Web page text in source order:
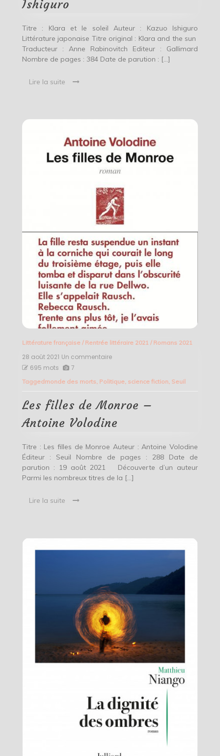
Ishiguro
Titre : Klara et le soleil Auteur : Kazuo Ishiguro
Littérature japonaise Titre original : Klara and the sun
Traducteur : Anne Rabinovitch Editeur : Gallimard
Nombre de pages : 384 Date de parution : […]
Lire la suite
Littérature française/ Rentrée littéraire 2021 / Romans 2021
28 août 2021 Un commentairesur
de
Antoine
695 mots 7
Taggedmonde des morts Politique, science fiction, Seuil
Les filles de Monroe –
Antoine Volodine
Titre : Les filles de Monroe Auteur : Antoine Volodine
Éditeur : Seuil Nombre de pages : 288 Date de
parution : 19 août 2021 Découverte d’un auteur
Parmi les nombreux titres de la […]
Lire la suite